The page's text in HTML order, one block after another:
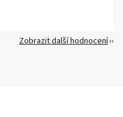
Zobrazit další hodnocení